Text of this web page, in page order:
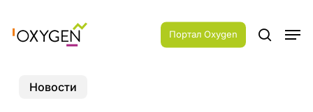
main
Портал Oxygen search
Новости